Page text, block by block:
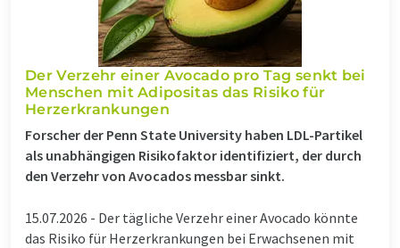
Der Verzehr einer Avocado pro Tag senkt bei
Menschen mit Adipositas das Risiko für
Herzerkrankungen
Forscher der Penn State University haben LDL-Partikel
als unabhängigen Risikofaktor identifiziert, der durch
den Verzehr von Avocados messbar sinkt.
15.07.2026 - Der tägliche Verzehr einer Avocado könnte
das Risiko für Herzerkrankungen bei Erwachsenen mit